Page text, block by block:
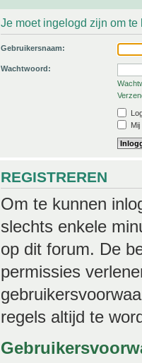
Je moet ingelogd zijn om
Gebruikersnaam:
Wachtwoord:
REGISTREREN
Om te kunnen
slechts enkele
op dit forum. De
permissies
regels altijd te